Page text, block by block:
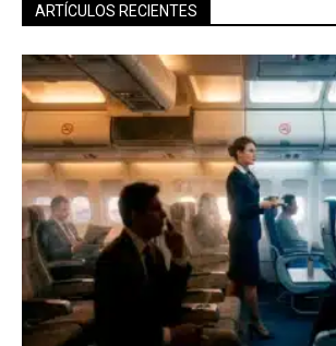
No te pierdas de las
últimas noticias
ARTÍCULOS RECIENTES